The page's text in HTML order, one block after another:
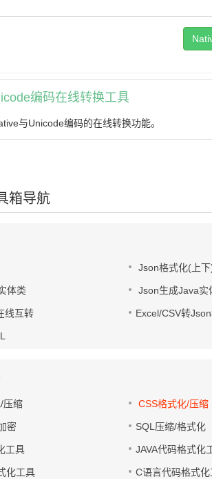
编码在线转换工具
与Unicode编码的在线转换功能。
箱导航
Json格式化(上下
体类 Json生成Java实
线互转 Excel/CSV转
压缩 CSS格式化/压缩
密 SQL压缩/格式化
工具 JAVA代码格式化
化工具 C语言代码格式化